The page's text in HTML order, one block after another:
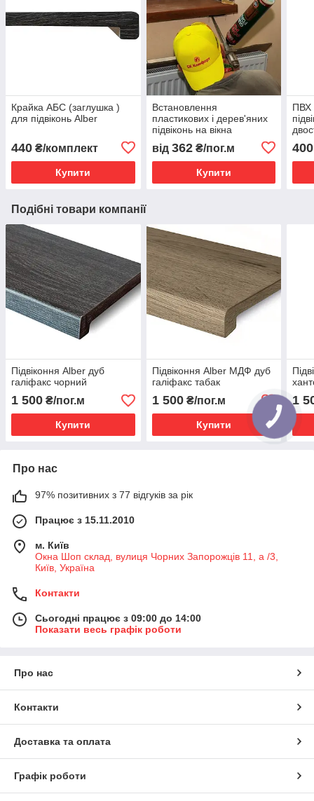
Крайка АБС (заглушка )
для підвіконь Alber
440 ₴/комплект
Купити
Встановлення
пластикових і дерев'яних
підвіконь на вікна
від 362₴/пог.м
Купити
ПВХ
400
Подібні товари компанії
Підвіконня Alber дуб
галіфакс чорний
1 500 ₴/пог.м
Купити
Підвіконня Alber МДФ дуб
галіфакс табак
1 500₴/пог.м
Купити
1
Про нас
97% позитивних з 77 відгуків за рік
Працює з 15.11.2010
м. Київ
Окна Шоп склад, вулиця Чорних Запорожців 11, а /3,
Київ, Україна
Контакти
Сьогодні працює з 09:00 до 14:00
Показати весь графік роботи
Про нас
Контакти
Доставка та оплата
Графік роботи